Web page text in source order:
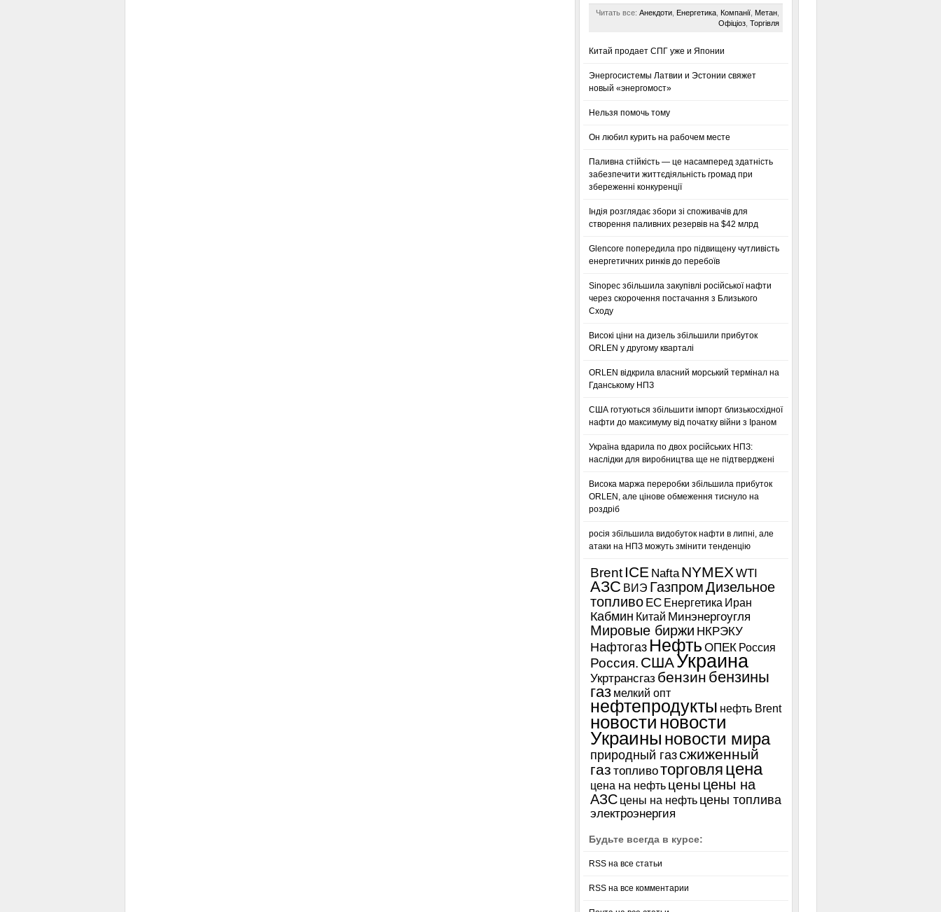
Читать все: Анекдоти, Енергетика, Компанії, Метан,
Офіціоз, Торгівля
Китай продает СПГ уже и Японии
Энергосистемы Латвии и Эстонии свяжет
новый «энергомост»
Нельзя помочь тому
Он любил курить на рабочем месте
Паливна стійкість — це насамперед здатність
забезпечити життєдіяльність громад при
збереженні конкуренції
Індія розглядає збори зі споживачів для
створення паливних резервів на $42 млрд
Glencore попередила про підвищену чутливість
енергетичних ринків до перебоїв
Sinopec збільшила закупівлі російської нафти
через скорочення постачання з Близького
Сходу
Високі ціни на дизель збільшили прибуток
ORLEN у другому кварталі
ORLEN відкрила власний морський термінал на
Гданському НПЗ
США готуються збільшити імпорт близькосхідної
нафти до максимуму від початку війни з Іраном
Україна вдарила по двох російських НПЗ:
наслідки для виробництва ще не підтверджені
Висока маржа переробки збільшила прибуток
ORLEN, але цінове обмеження тиснуло на
роздріб
росія збільшила видобуток нафти в липні, але
атаки на НПЗ можуть змінити тенденцію
Brent ICE Nafta NYMEXWTI
АЗС ВИЭ ГазпромДизельное
топливо ЕС Енергетика Иран
Кабмин Китай Минэнергоугля
Мировые биржи НКРЭКУ
Нафтогаз Нефть ОПЕК Россия
Россия. СШАУкраина
Укртрансгаз бензин бензины
газ мелкий опт
нефтепродукты нефть Brent
новости новости
Украины новости мира
природный газсжиженный
газ топливоторговля цена
цена на нефть цены цены на
АЗС цены на нефть цены топлива
электроэнергия
Будьте всегда в курсе:
RSS на все статьи
RSS на все комментарии